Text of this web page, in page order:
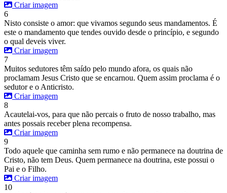
Criar imagem
6
Nisto consiste o amor: que vivamos segundo seus mandamentos. É
este o mandamento que tendes ouvido desde o princípio, e segundo
o qual deveis viver.
Criar imagem
7
Muitos sedutores têm saído pelo mundo afora, os quais não
proclamam Jesus Cristo que se encarnou. Quem assim proclama é o
sedutor e o Anticristo.
Criar imagem
8
Acautelai-vos, para que não percais o fruto de nosso trabalho, mas
antes possais receber plena recompensa.
Criar imagem
9
Todo aquele que caminha sem rumo e não permanece na doutrina de
Cristo, não tem Deus. Quem permanece na doutrina, este possui o
Pai e o Filho.
Criar imagem
10